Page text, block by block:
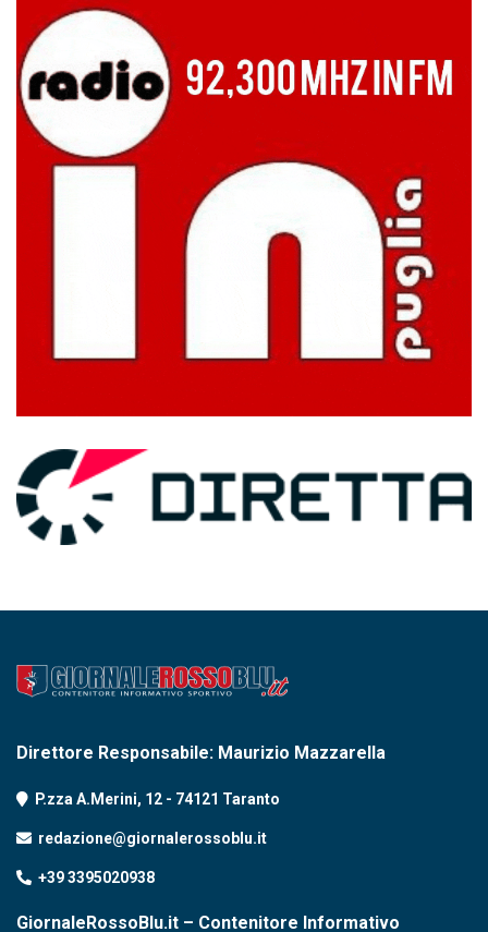
Direttore Responsabile: Maurizio Mazzarella
P.zza A.Merini, 12 - 74121 Taranto
redazione@giornalerossoblu.it
+39 3395020938
GiornaleRossoBlu.it – Contenitore Informativo